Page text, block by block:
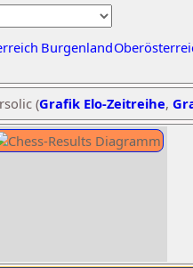
Burgenland
(Grafik Elo-Zeitreihe,